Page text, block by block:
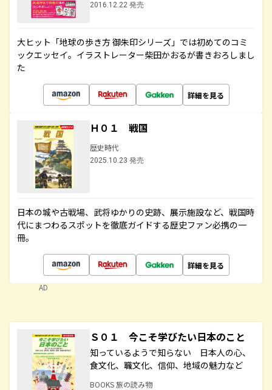
2016.12.22 発売
大ヒット「地球の歩き方 御朱印シリーズ」では初めてのコミ
ックエッセイ。イラストレーター柴田かおるが書きおろしまし
た
詳細を見る
Ｈ０１ 戦国
歴史時代
2025.10.23 発売
日本の城や古戦場、武将ゆかりの史跡、展示施設など、戦国時
代にまつわるスポットを徹底ガイドする歴史ファン必携の一
冊。
詳細を見る
AD
Ｓ０１ 今こそ学びたい日本のこと
知っているようで知らない 日本人の心、
食文化、職文化、信仰、地域の魅力など
BOOKS 旅の読み物